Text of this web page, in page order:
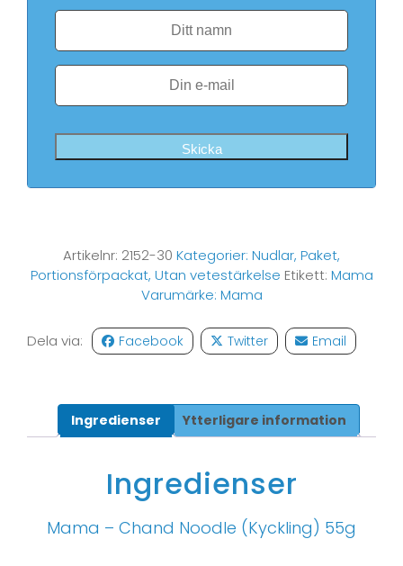
Skicka
Artikelnr: 2152-30 Kategorier: Nudlar, Paket,
Portionsförpackat, Utan vetestärkelse Etikett: Mama
Varumärke: Mama
Dela via: Facebook Twitter Email
Ingredienser Ytterligare information
Ingredienser
Mama – Chand Noodle (Kyckling) 55g